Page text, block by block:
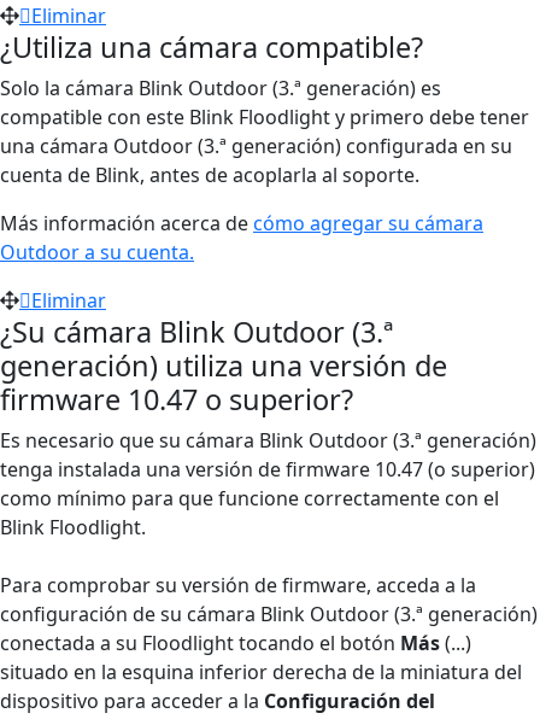
Eliminar
¿Utiliza una cámara compatible?
Solo la cámara Blink Outdoor (3.ª generación) es
compatible con este Blink Floodlight y primero debe tener
una cámara Outdoor (3.ª generación) configurada en su
cuenta de Blink, antes de acoplarla al soporte.
Más información acerca decómo agregar su cámara
Outdoor a su cuenta.
Eliminar
¿Su cámara Blink Outdoor (3.ª
generación) utiliza una versión de
firmware 10.47 o superior?
Es necesario que su cámara Blink Outdoor (3.ª generación)
tenga instalada una versión de firmware 10.47 (o superior)
como mínimo para que funcione correctamente con el
Blink Floodlight.
Para comprobar su versión de firmware, acceda a la
configuración de su cámara Blink Outdoor (3.ª generación)
conectada a su Floodlight tocando el botón Más(...)
situado en la esquina inferior derecha de la miniatura del
dispositivo para acceder a la Configuración del